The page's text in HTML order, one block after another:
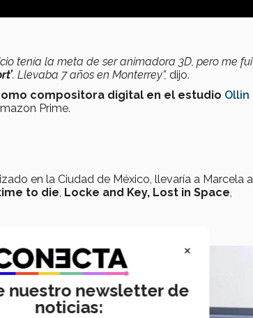
tenía la meta de ser animadora 3D, pero me fui
. Llevaba 7 años en Monterrey”, dijo.
compositora digital en el estudio Ollin
Prime.
en la Ciudad de México, llevaría a Marcela a
to die Locke and Key, Lost in Space
×
nuestro newsletter de
noticias: